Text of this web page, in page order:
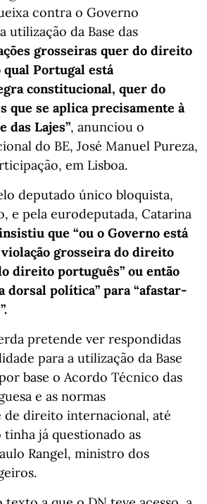
contra o Governo
utilização da Base das
grosseiras quer do direito
Portugal está
constitucional, quer do
que se aplica precisamente à
das Lajes”, anunciou o
do BE, José Manuel Pureza,
em Lisboa.
deputado único bloquista,
e pela eurodeputada, Catarina
que “ou o Governo está
grosseira do direito
direito português” ou então
dorsal política” para “afastar-
pretende ver respondidas
para a utilização da Base
base o Acordo Técnico das
e as normas
de direito internacional, até
já questionado as
Rangel, ministro dos